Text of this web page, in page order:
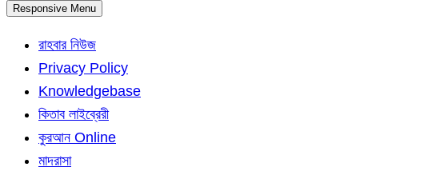
Responsive Menu
রাহবার নিউজ
Privacy Policy
Knowledgebase
কিতাব লাইব্রেরী
কুরআন Online
মাদরাসা